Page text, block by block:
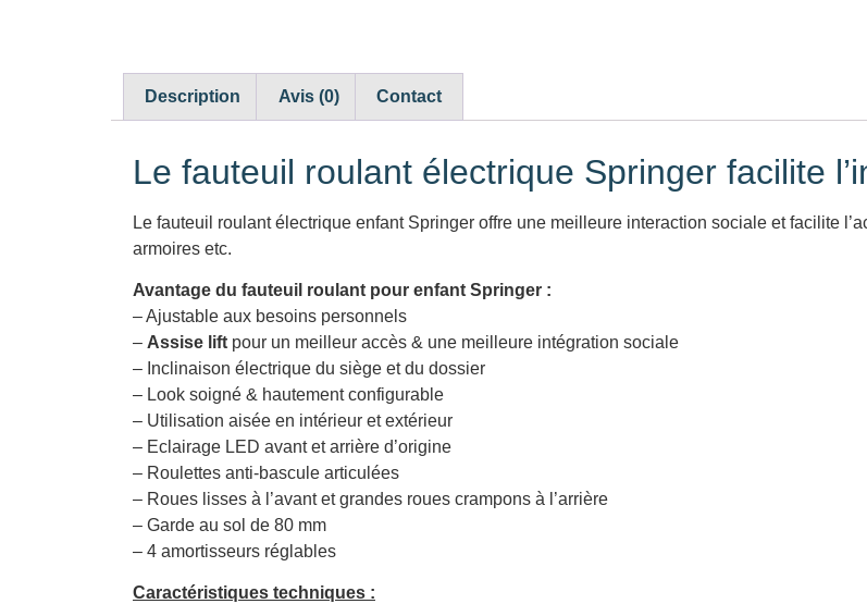
Description Avis (0) Contact
Le fauteuil roulant électrique Springer facilite
Le fauteuil roulant électrique enfant Springer offre une meilleure interaction sociale et facilite
armoires etc.
Avantage du fauteuil roulant pour enfant Springer :
– Ajustable aux besoins personnels
– Assise lift pour un meilleur accès & une meilleure intégration sociale
– Inclinaison électrique du siège et du dossier
– Look soigné & hautement configurable
– Utilisation aisée en intérieur et extérieur
– Eclairage LED avant et arrière d’origine
– Roulettes anti-bascule articulées
– Roues lisses à l’avant et grandes roues crampons à l’arrière
– Garde au sol de 80 mm
– 4 amortisseurs réglables
Caractéristiques techniques :